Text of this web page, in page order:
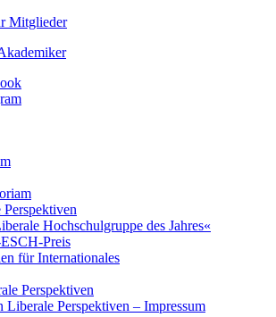
Mitglieder
Hochschulgruppe des Jahres«
Preis
für Internationales
Perspektiven
Liberale Perspektiven – Impressum